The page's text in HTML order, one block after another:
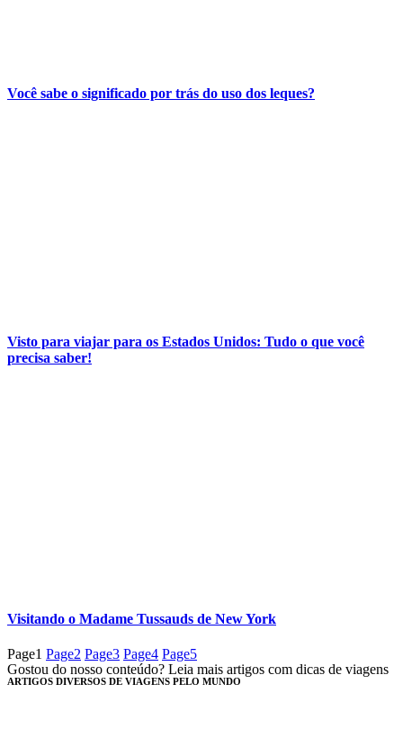
Você sabe o significado por trás do uso dos leques?
Visto para viajar para os Estados Unidos: Tudo o que você
precisa saber!
Visitando o Madame Tussauds de New York
Page1 Page2 Page3 Page4 Page5
Gostou do nosso conteúdo? Leia mais artigos com dicas de viagens
ARTIGOS DIVERSOS DE VIAGENS PELO MUNDO​